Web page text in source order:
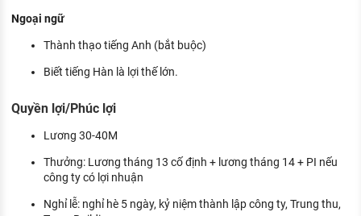
Ngoại ngữ
Thành thạo tiếng Anh (bắt buộc)
Biết tiếng Hàn là lợi thế lớn.
Quyền lợi/Phúc lợi
Lương 30-40M
Thưởng: Lương tháng 13 cố định + lương tháng 14 + PI nếu
công ty có lợi nhuận
Nghỉ lễ: nghỉ hè 5 ngày, kỷ niệm thành lập công ty, Trung thu,